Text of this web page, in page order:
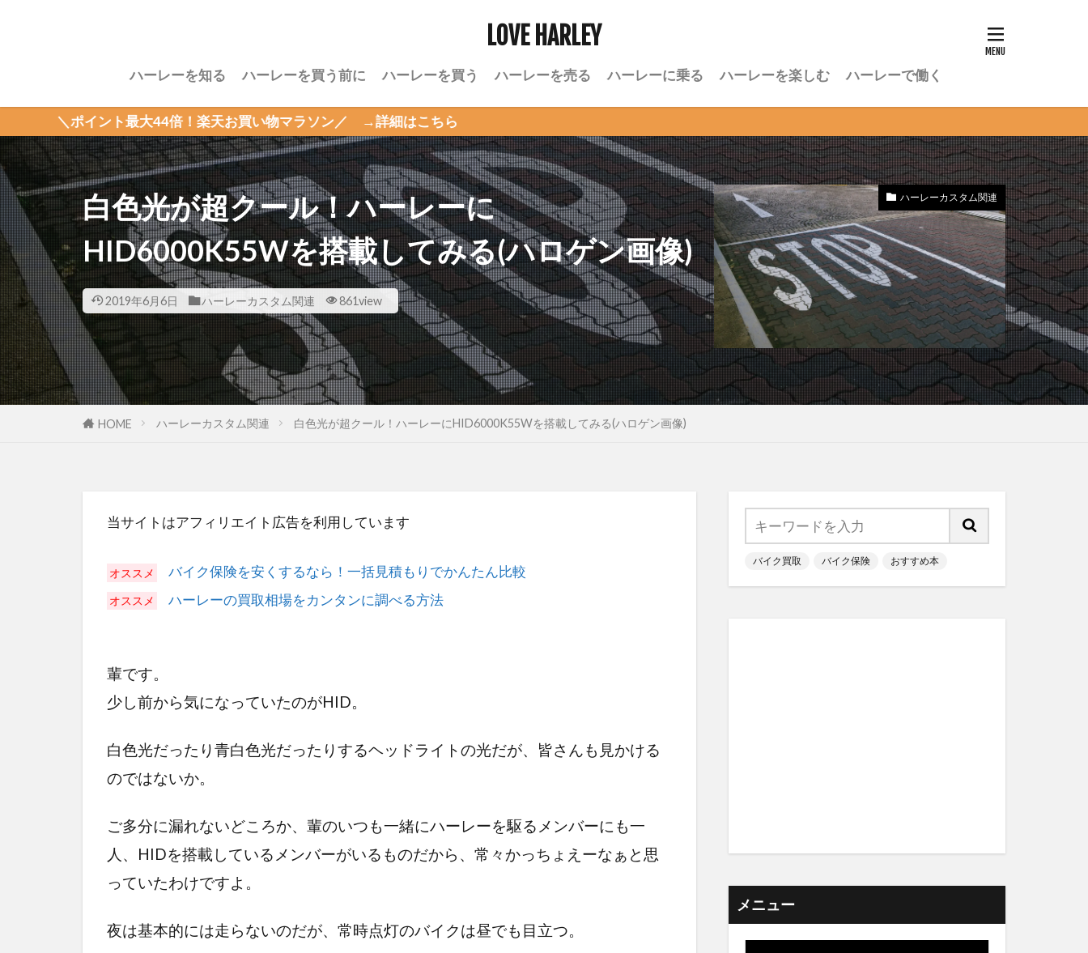
LOVE HARLEY
ハーレーを知る ハーレーを買う前に ハーレーを買う ハーレーを売る ハーレーに乗る ハーレーを楽しむ ハーレーで働く
ント最大44倍！楽天お買い物マラソン／ →詳細はこちら
白色光が超クール！ハーレーに
HID6000K55Wを搭載してみる(ハロゲン画像)
2019年6月6日 ハーレーカスタム関連 861view
ハーレーカスタム関連
HOME ハーレーカスタム関連 白色光が超クール！ハーレーにHID6000K55Wを搭載してみる(ハロゲン画像)
当サイトはアフィリエイト広告を利用しています
バイク保険を安くするなら！一括見積もりでかんたん比較
ハーレーの買取相場をカンタンに調べる方法
輩です。
少し前から気になっていたのがHID。
白色光だったり青白色光だったりするヘッドライトの光だが、皆さんも見かける
のではないか。
ご多分に漏れないどころか、輩のいつも一緒にハーレーを駆るメンバーにも一
人、HIDを搭載しているメンバーがいるものだから、常々かっちょえーなぁと思
っていたわけですよ。
夜は基本的には走らないのだが、常時点灯のバイクは昼でも目立つ。
バイク買取 バイク保険 おすすめ本
メニュー